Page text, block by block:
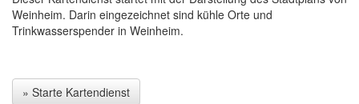
Weinheim. Darin eingezeichnet sind kühle Orte und
Trinkwasserspender in Weinheim.
» Starte Kartendienst